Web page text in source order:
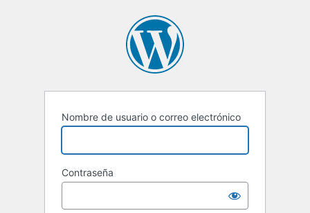
Nombre de usuario o correo electrónico
Contraseña